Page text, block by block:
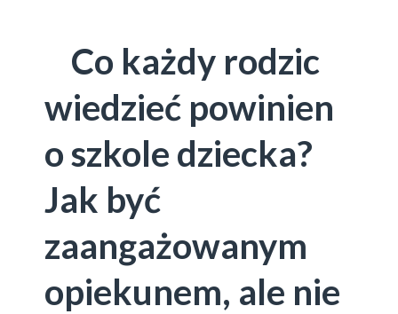
Co każdy rodzic
wiedzieć powinien
o szkole dziecka?
Jak być
zaangażowanym
opiekunem, ale nie